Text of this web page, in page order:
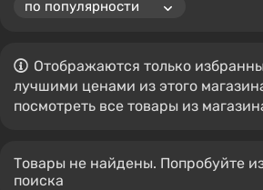
Отображаются только
лучшими ценами из этого
посмотреть все товары из
Товары не найдены. Попробуйте
поиска